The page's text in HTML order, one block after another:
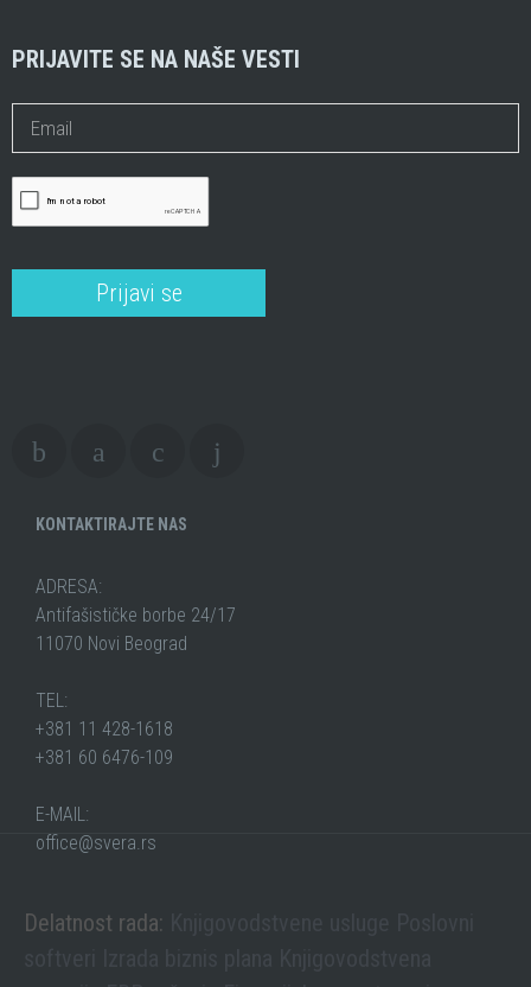
PRIJAVITE SE NA NAŠE VESTI
KONTAKTIRAJTE NAS
ADRESA:
Antifašističke borbe 24/17
11070 Novi Beograd
TEL:
+381 11 428-1618
+381 60 6476-109
E-MAIL:
office@svera.rs
Delatnost rada: